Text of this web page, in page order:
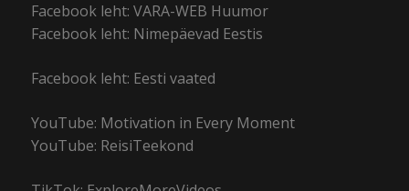
Facebook leht: VARA-WEB Huumor
Facebook leht: Nimepäevad Eestis
Facebook leht: Eesti vaated
YouTube: Motivation in Every Moment
YouTube: ReisiTeekond